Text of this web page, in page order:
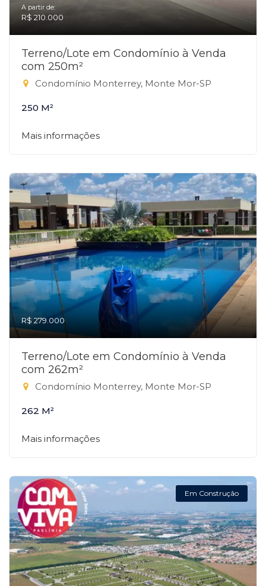
A partir de:
R$ 210.000
Terreno/Lote em Condomínio à Venda
com 250m²
Condomínio Monterrey, Monte Mor-SP
250 M²
Mais informações
R$ 279.000
Terreno/Lote em Condomínio à Venda
com 262m²
Condomínio Monterrey, Monte Mor-SP
262 M²
Mais informações
Em Construção